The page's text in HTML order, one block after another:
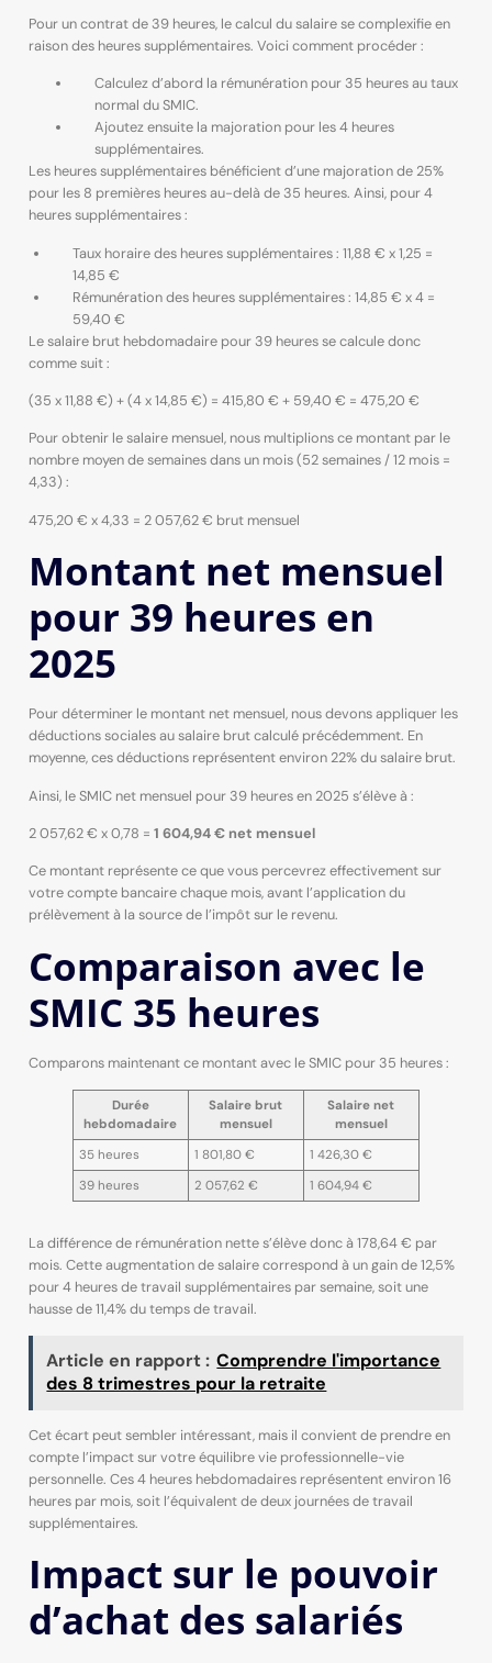
Pour un contrat de 39 heures, le calcul du salaire se complexifie en
raison des heures supplémentaires. Voici comment procéder :
Calculez d’abord la rémunération pour 35 heures au taux
normal du SMIC.
Ajoutez ensuite la majoration pour les 4 heures
supplémentaires.
Les heures supplémentaires bénéficient d’une majoration de 25%
pour les 8 premières heures au-delà de 35 heures. Ainsi, pour 4
heures supplémentaires :
Taux horaire des heures supplémentaires : 11,88 € x 1,25 =
14,85 €
Rémunération des heures supplémentaires : 14,85 € x 4 =
59,40 €
Le salaire brut hebdomadaire pour 39 heures se calcule donc
comme suit :
(35 x 11,88 €) + (4 x 14,85 €) = 415,80 € + 59,40 € = 475,20 €
Pour obtenir le salaire mensuel, nous multiplions ce montant par le
nombre moyen de semaines dans un mois (52 semaines / 12 mois =
4,33) :
475,20 € x 4,33 = 2 057,62 € brut mensuel
Montant net mensuel
pour 39 heures en
2025
Pour déterminer le montant net mensuel, nous devons appliquer les
déductions sociales au salaire brut calculé précédemment. En
moyenne, ces déductions représentent environ 22% du salaire brut.
Ainsi, le SMIC net mensuel pour 39 heures en 2025 s’élève à :
2 057,62 € x 0,78 = 1 604,94 € net mensuel
Ce montant représente ce que vous percevrez effectivement sur
votre compte bancaire chaque mois, avant l’application du
prélèvement à la source de l’impôt sur le revenu.
Comparaison avec le
SMIC 35 heures
Comparons maintenant ce montant avec le SMIC pour 35 heures :
Durée
hebdomadaire
Salaire brut
mensuel
Salaire net
mensuel
35 heures
1 801,80 €
1 426,30 €
39 heures
2 057,62 € 1 604,94 €
La différence de rémunération nette s’élève donc à 178,64 € par
mois. Cette augmentation de salaire correspond à un gain de 12,5%
pour 4 heures de travail supplémentaires par semaine, soit une
hausse de 11,4% du temps de travail.
Article en rapport : Comprendre l'importance
des 8 trimestres pour la retraite
Cet écart peut sembler intéressant, mais il convient de prendre en
compte l’impact sur votre équilibre vie professionnelle-vie
personnelle. Ces 4 heures hebdomadaires représentent environ 16
heures par mois, soit l’équivalent de deux journées de travail
supplémentaires.
Impact sur le pouvoir
d’achat des salariés